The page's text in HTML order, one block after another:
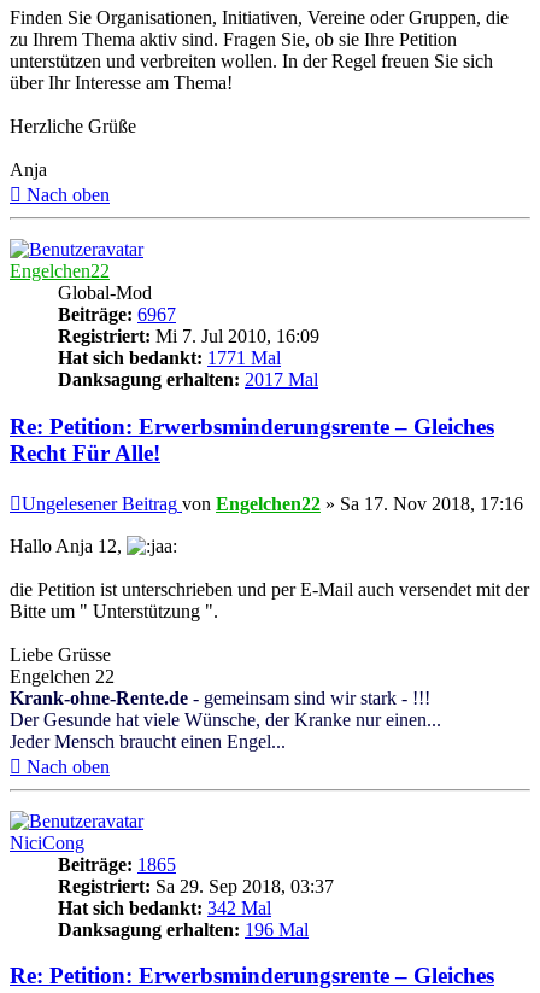
Finden Sie Organisationen, Initiativen, Vereine oder Gruppen, die
zu Ihrem Thema aktiv sind. Fragen Sie, ob sie Ihre Petition
unterstützen und verbreiten wollen. In der Regel freuen Sie sich
über Ihr Interesse am Thema!
Herzliche Grüße
Anja
Nach oben
Engelchen22
Global-Mod
Beiträge: 6967
Registriert: Mi 7. Jul 2010, 16:09
Hat sich bedankt: 1771 Mal
Danksagung erhalten: 2017 Mal
Re: Petition: Erwerbsminderungsrente – Gleiches
Recht Für Alle!
Ungelesener Beitrag von Engelchen22 » Sa 17. Nov 2018, 17:16
Hallo Anja 12,
die Petition ist unterschrieben und per E-Mail auch versendet mit der
Bitte um " Unterstützung ".
Liebe Grüsse
Engelchen 22
Krank-ohne-Rente.de - gemeinsam sind wir stark - !!!
Der Gesunde hat viele Wünsche, der Kranke nur einen...
Jeder Mensch braucht einen Engel...
Nach oben
NiciCong
Beiträge: 1865
Registriert: Sa 29. Sep 2018, 03:37
Hat sich bedankt: 342 Mal
Danksagung erhalten: 196 Mal
Re: Petition: Erwerbsminderungsrente – Gleiches